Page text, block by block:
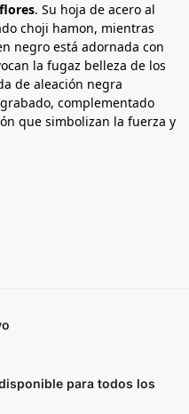
. Su hoja de acero al
choji hamon, mientras
negro está adornada con
la fugaz belleza de los
de aleación negra
complementado
que simbolizan la fuerza y
para todos los